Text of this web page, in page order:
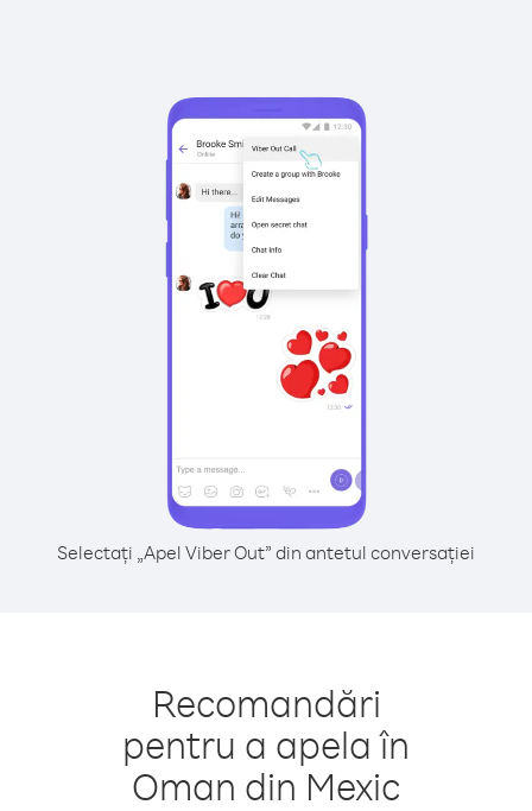
Selectați „Apel Viber Out” din antetul conversației
Recomandări
pentru a apela în
Oman din Mexic